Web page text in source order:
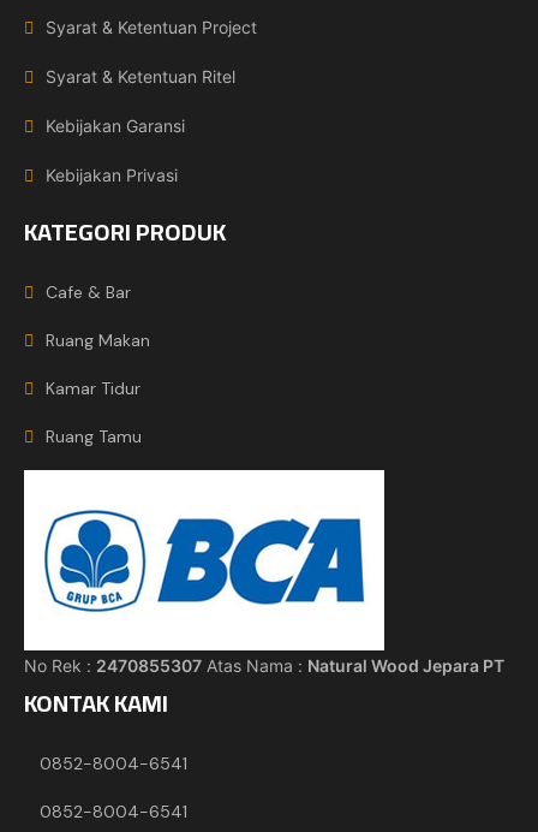
Syarat & Ketentuan Project
Syarat & Ketentuan Ritel
Kebijakan Garansi
Kebijakan Privasi
KATEGORI PRODUK
Cafe & Bar
Ruang Makan
Kamar Tidur
Ruang Tamu
No Rek : 2470855307 Atas Nama : Natural Wood Jepara PT
KONTAK KAMI
0852-8004-6541
0852-8004-6541